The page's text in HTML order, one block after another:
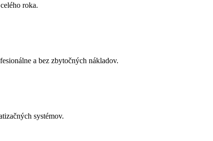
roka.
a bez zbytočných nákladov.
systémov.